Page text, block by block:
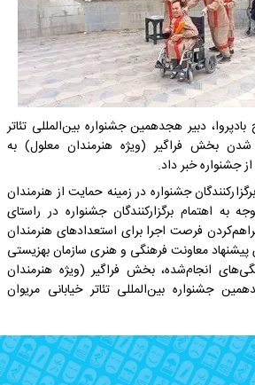
بادپروا، دبیر هجدهمین جشنواره بین‌المللی تئاتر
شدن بخش فراگیر (ویژه هنرمندان معلول) به
جشنواره خبر داد.
برگزارکنندگان جشنواره در زمینه‌ حمایت از هنرمندان
به اهتمام برگزارکنندگان جشنواره در راستای
فرصت اجرا برای استعدادهای هنرمندان
معاونت فرهنگی و هنری سازمان بهزیستی
انجام‌شده، بخش فراگیر (ویژه هنرمندان
جشنواره بین‌المللی تئاتر خیابانی مریوان